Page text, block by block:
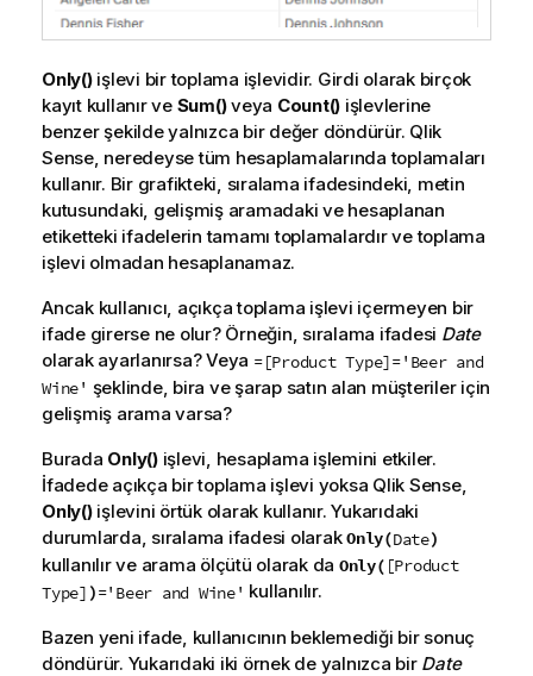
Only()işlevi bir toplama işlevidir. Girdi olarak birçok
kayıt kullanır ve Sum()veya Count() işlevlerine
benzer şekilde yalnızca bir değer döndürür. Qlik
Sense, neredeyse tüm hesaplamalarında toplamaları
kullanır. Bir grafikteki, sıralama ifadesindeki, metin
kutusundaki, gelişmiş aramadaki ve hesaplanan
etiketteki ifadelerin tamamı toplamalardır ve toplama
işlevi olmadan hesaplanamaz.
Ancak kullanıcı, açıkça toplama işlevi içermeyen bir
ifade girerse ne olur? Örneğin, sıralama ifadesi Date
olarak ayarlanırsa? Veya =[Product Type]='Beer and
Wine' şeklinde, bira ve şarap satın alan müşteriler için
gelişmiş arama varsa?
Burada Only()işlevi, hesaplama işlemini etkiler.
İfadede açıkça bir toplama işlevi yoksa Qlik Sense,
Only()işlevini örtük olarak kullanır. Yukarıdaki
durumlarda, sıralama ifadesi olarakOnly(Date)
kullanılır ve arama ölçütü olarak da Only( [Product
Type] )='Beer and Wine' kullanılır.
Bazen yeni ifade, kullanıcının beklemediği bir sonuç
döndürür. Yukarıdaki iki örnek de yalnızca bir Date